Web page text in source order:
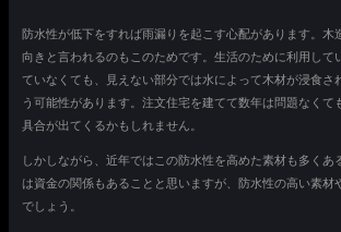
防水性が低下をすれば雨漏りを起こす心配があります。木
向きと言われるのもこのためです。生活のために利用して
ていなくても、見えない部分では水によって木材が浸食さ
う可能性があります。注文住宅を建てて数年は問題なくて
具合が出てくるかもしれません。
しかしながら、近年ではこの防水性を高めた素材も多くあ
は資金の関係もあることと思いますが、防水性の高い素材
でしょう。